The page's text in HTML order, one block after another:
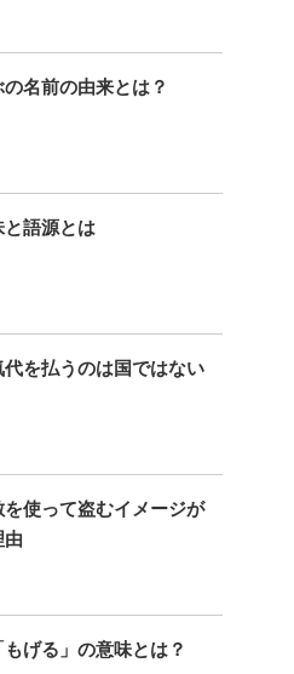
の名前の由来とは？
と語源とは
を払うのは国ではない
使って盗むイメージが
由
げる」の意味とは？